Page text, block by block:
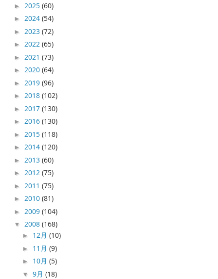
► 2025(60)
► 2024(54)
► 2023(72)
► 2022(65)
► 2021(73)
► 2020(64)
► 2019(96)
► 2018(102)
► 2017(130)
► 2016(130)
► 2015(118)
► 2014(120)
► 2013(60)
► 2012(75)
► 2011(75)
► 2010(81)
► 2009(104)
▼ 2008(168)
► 12月(10)
► 11月(9)
► 10月(5)
▼9月(18)